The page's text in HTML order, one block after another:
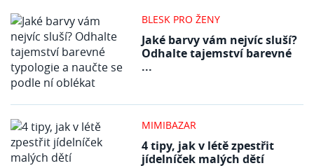
BLESK PRO ŽENY
Jaké barvy vám nejvíc sluší?
Odhalte tajemství barevné
...
MIMIBAZAR
4 tipy, jak v létě zpestřit
jídelníček malých dětí